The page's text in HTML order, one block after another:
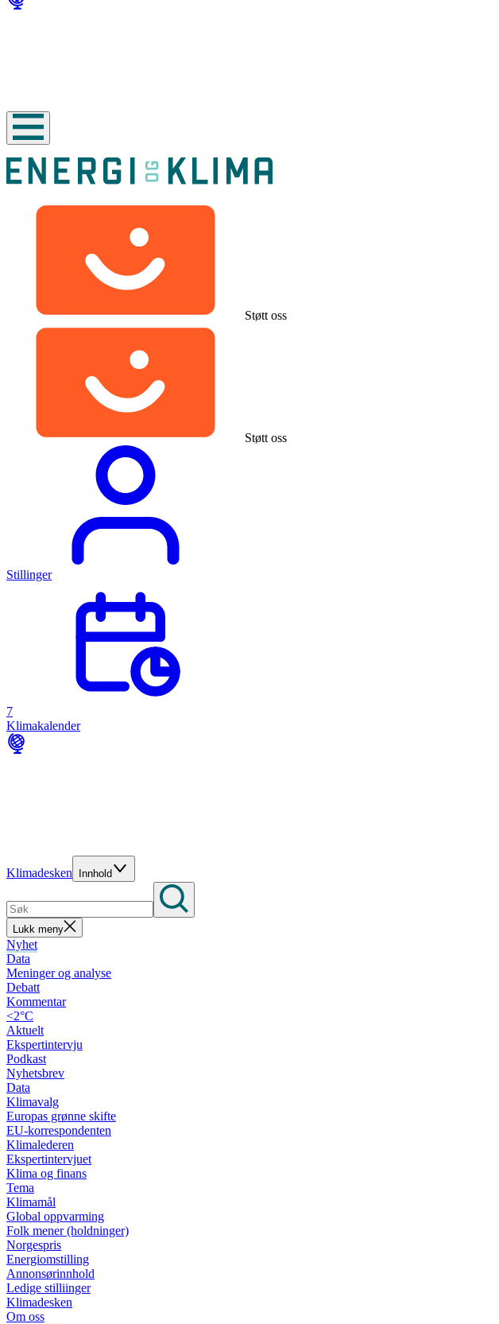
Støtt oss
Støtt oss
Stillinger
7
Klimakalender
Klimadesken Innhold
Lukk meny
Nyhet
Data
Meninger og analyse
Debatt
Kommentar
<2°C
Aktuelt
Ekspertintervju
Podkast
Nyhetsbrev
Data
Klimavalg
Europas grønne skifte
EU-korrespondenten
Klimalederen
Ekspertintervjuet
Klima og finans
Tema
Klimamål
Global oppvarming
Folk mener (holdninger)
Norgespris
Energiomstilling
Annonsørinnhold
Ledige stilliinger
Klimadesken
Om oss